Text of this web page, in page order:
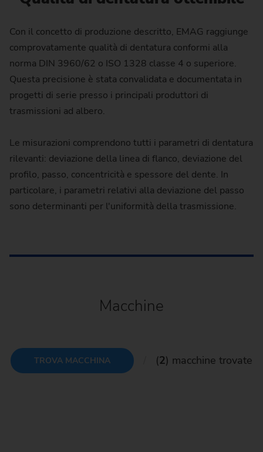
Con il concetto di produzione descritto, EMAG raggiunge
comprovatamente qualità di dentatura conformi alla
norma DIN 3960/62 o ISO 1328 classe 4 o superiore.
Questa precisione è stata convalidata e documentata in
progetti di serie presso i principali produttori di
trasmissioni ad albero.
Le misurazioni comprendono tutti i parametri di dentatura
rilevanti: deviazione della linea di flanco, deviazione del
profilo, passo, concentricità e spessore del dente. In
particolare, i parametri relativi alla deviazione del passo
sono determinanti per l'uniformità della trasmissione.
Macchine
TROVA MACCHINA (2) macchine trovate